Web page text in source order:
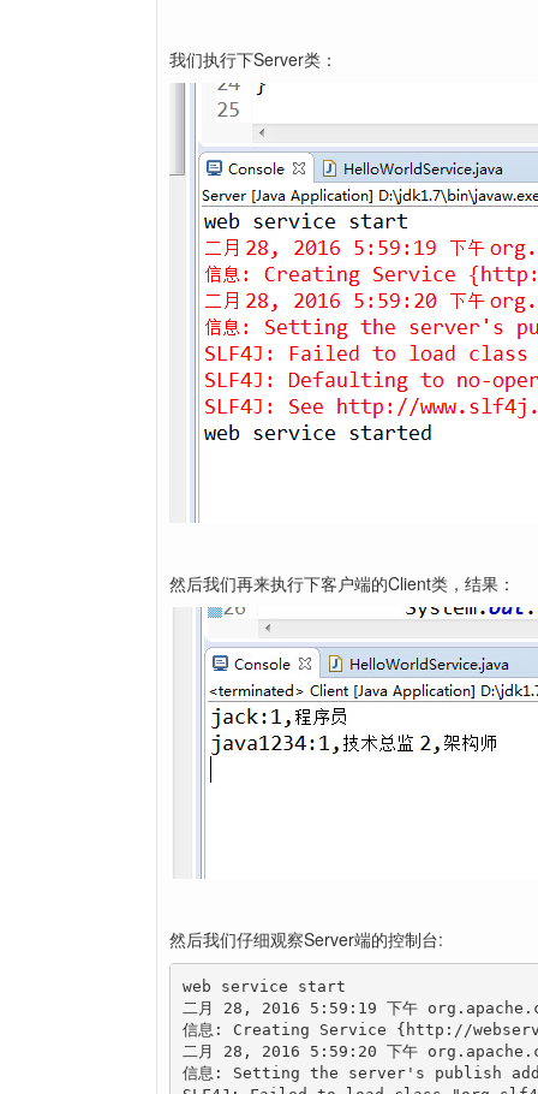
我们执行下Server类：
然后我们再来执行下客户端的Client类，结果：
然后我们仔细观察Server端的控制台:
web service start
二月 28, 2016 5:59:19 下午
信息: Creating Service {http://
二月 28, 2016 5:59:20 下午
信息: Setting the server's publish